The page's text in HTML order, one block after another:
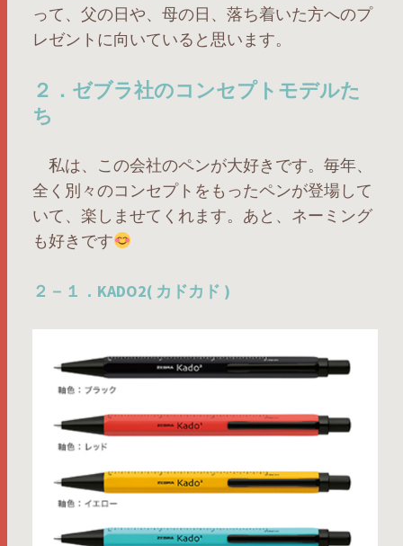
って、父の日や、母の日、落ち着いた方へのプ
レゼントに向いていると思います。
２．ゼブラ社のコンセプトモデルた
ち
私は、この会社のペンが大好きです。毎年、
全く別々のコンセプトをもったペンが登場して
いて、楽しませてくれます。あと、ネーミング
も好きです
２－１．KADO2( カドカド )